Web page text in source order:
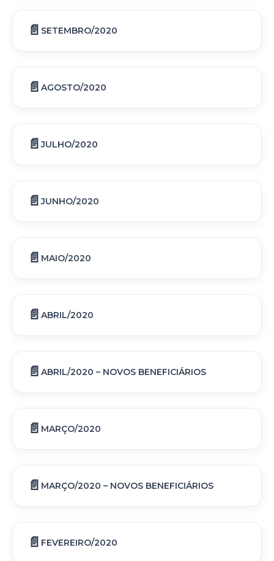
SETEMBRO/2020
AGOSTO/2020
JULHO/2020
JUNHO/2020
MAIO/2020
ABRIL/2020
ABRIL/2020 – NOVOS BENEFICIÁRIOS
MARÇO/2020
MARÇO/2020 – NOVOS BENEFICIÁRIOS
FEVEREIRO/2020